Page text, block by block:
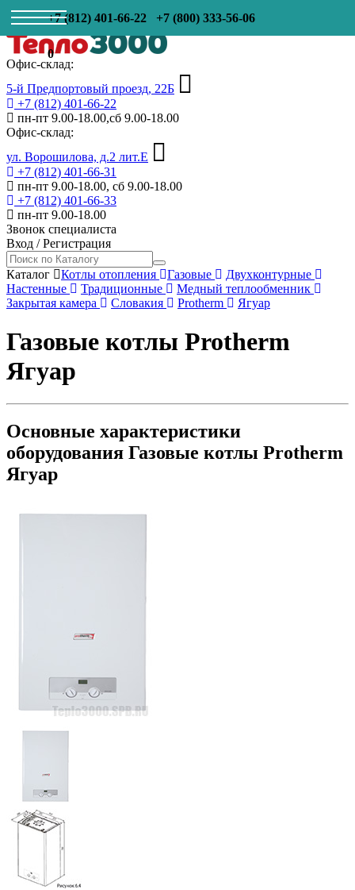
+7 (812) 401-66-22 +7 (800) 333-56-06
0
Офис-склад:
5-й Предпортовый проезд, 22Б
+7 (812) 401-66-22
пн-пт 9.00-18.00,сб 9.00-18.00
Офис-склад:
ул. Ворошилова, д.2 лит.Е
+7 (812) 401-66-31
пн-пт 9.00-18.00, сб 9.00-18.00
+7 (812) 401-66-33
пн-пт 9.00-18.00
Звонок специалиста
Вход /Регистрация
Каталог Котлы отопления Газовые
Двухконтурные
Настенные
Традиционные
Медный теплообменник
Закрытая камера
Словакия Protherm Ягуар
Газовые котлы Protherm
Ягуар
Основные характеристики
оборудования Газовые котлы Protherm
Ягуар